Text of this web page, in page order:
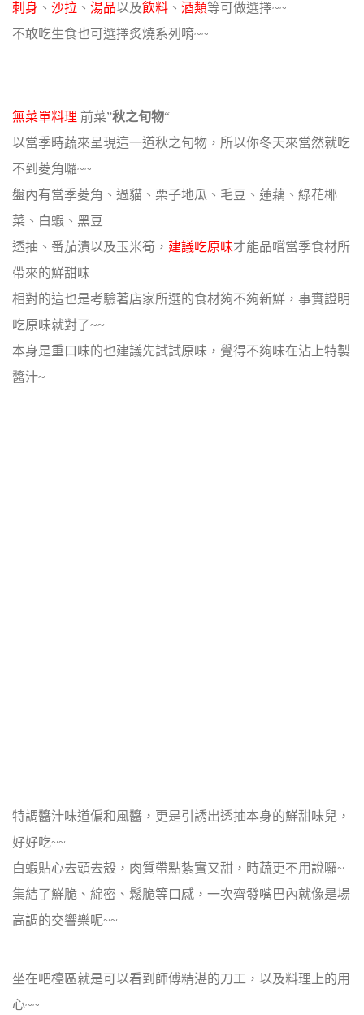
刺身 、 沙拉 、 湯品以及飲料 、 酒類等可做選擇~~
不敢吃生食也可選擇炙燒系列唷~~
無菜單料理 前菜”秋之旬物“
以當季時蔬來呈現這一道秋之旬物，所以你冬天來當然就吃
不到菱角囉~~
盤內有當季菱角、過貓、栗子地瓜、毛豆、蓮藕、綠花椰
菜、白蝦、黑豆
透抽、番茄漬以及玉米筍， 建議吃原味才能品嚐當季食材所
帶來的鮮甜味
相對的這也是考驗著店家所選的食材夠不夠新鮮，事實證明
吃原味就對了~~
本身是重口味的也建議先試試原味，覺得不夠味在沾上特製
醬汁~
特調醬汁味道偏和風醬，更是引誘出透抽本身的鮮甜味兒，
好好吃~~
白蝦貼心去頭去殼，肉質帶點紮實又甜，時蔬更不用說囉~
集結了鮮脆、綿密、鬆脆等口感，一次齊發嘴巴內就像是場
高調的交響樂呢~~
坐在吧檯區就是可以看到師傅精湛的刀工，以及料理上的用
心~~